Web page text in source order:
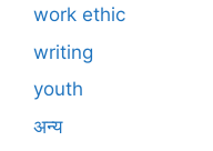
work ethic
writing
youth
अन्य